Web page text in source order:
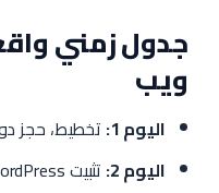
جدول زمني
ويب
اليوم 1:
تخطيط، حجز
اليوم 2:
تثبيت WordPress، قالب، صفحات أساسية.